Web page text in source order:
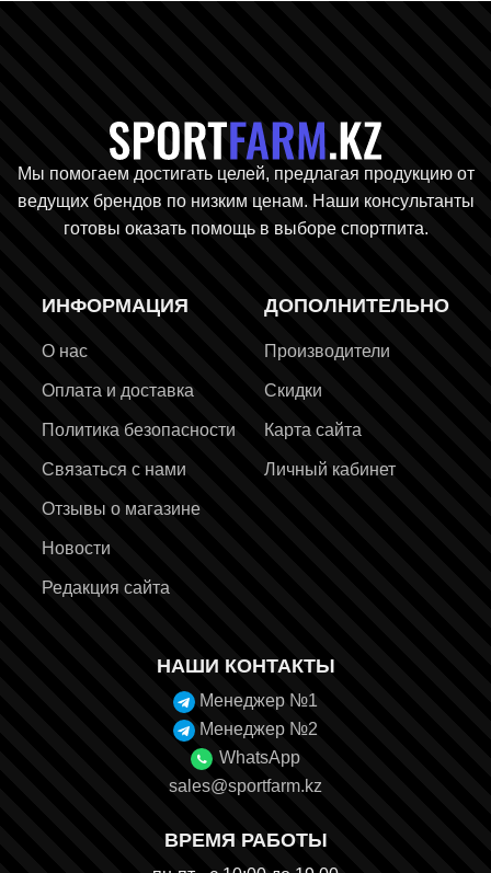
Мы помогаем достигать целей, предлагая продукцию от
ведущих брендов по низким ценам. Наши консультанты
готовы оказать помощь в выборе спортпита.
ИНФОРМАЦИЯ
О нас
Оплата и доставка
Политика безопасности
Связаться с нами
Отзывы о магазине
Новости
Редакция сайта
ДОПОЛНИТЕЛЬНО
Производители
Скидки
Карта сайта
Личный кабинет
НАШИ КОНТАКТЫ
Менеджер №1
Менеджер №2
WhatsApp
sales@sportfarm.kz
ВРЕМЯ РАБОТЫ